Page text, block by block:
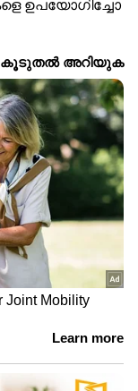
പോലും
നെയ്മറിന്
തന്നെ
തൊട്ട്
പോയി